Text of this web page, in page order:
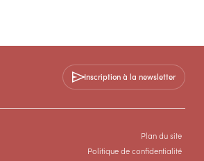
Inscription à la newsletter
Plan du site
Politique de confidentialité